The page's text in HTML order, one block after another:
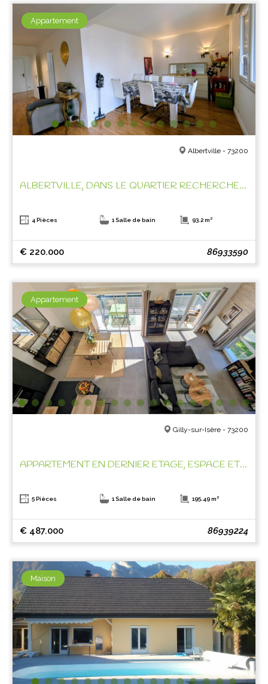
Appartement
Albertville - 73200
ALBERTVILLE, DANS LE QUARTIER RECHERCHE DE ST SIGISMOND!
4 Pièces 1 Salle de bain 93.2 m²
€ 220.000 86933590
Appartement
Gilly-sur-Isère - 73200
APPARTEMENT EN DERNIER ETAGE, ESPACE ET CLARTE !
5 Pièces 1 Salle de bain 195.49 m²
€ 487.000 86939224
Maison